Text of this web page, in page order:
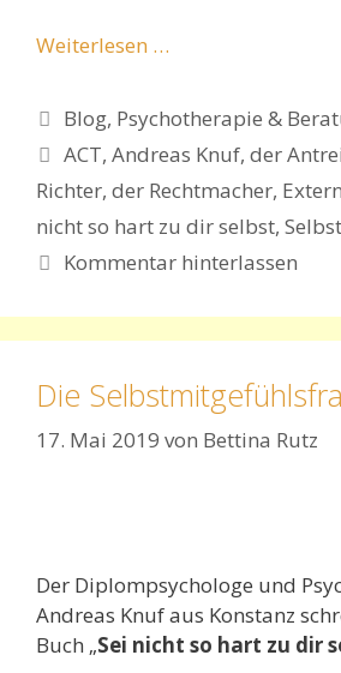
Weiterlesen …
Kategorien
Blog, Psychotherapie &
Schlagwörter
ACT,Andreas Knuf,der
Richter, der Rechtmacher,
nicht so hart zu dir selbst,
Kommentar hinterlassen
Die
17. Mai 2019 von Bettina Rutz
Der Diplompsychologe und
Andreas Knuf aus Konstanz
Buch „Sei nicht so hart zu dir